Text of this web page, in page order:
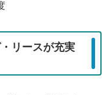
リースが充実